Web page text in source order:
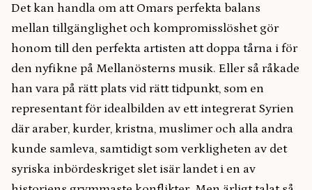
Det kan handla om att Omars perfekta balans
mellan tillgänglighet och kompromisslöshet gör
honom till den perfekta artisten att doppa tårna i för
den nyfikne på Mellanösterns musik. Eller så råkade
han vara på rätt plats vid rätt tidpunkt, som en
representant för idealbilden av ett integrerat Syrien
där araber, kurder, kristna, muslimer och alla andra
kunde samleva, samtidigt som verkligheten av det
syriska inbördeskriget slet isär landet i en av